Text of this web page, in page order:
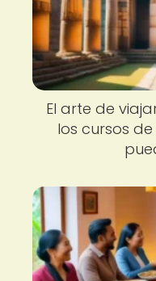
El arte de
los cursos